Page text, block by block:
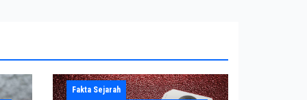
Fakta Sejarah